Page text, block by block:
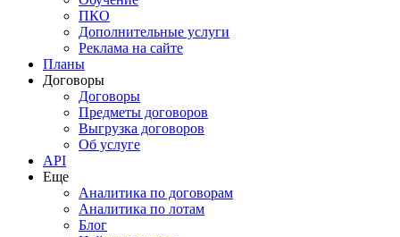
ПКО
Дополнительные услуги
Реклама на сайте
Планы
Договоры
Договоры
Предметы договоров
Выгрузка договоров
Об услуге
API
Еще
Аналитика по договорам
Аналитика по лотам
Блог